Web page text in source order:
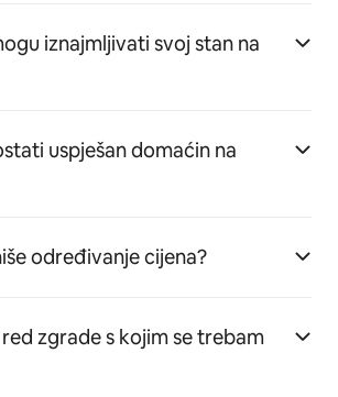
iznajmljivati svoj stan na
uspješan domaćin na
određivanje cijena?
zgrade s kojim se trebam